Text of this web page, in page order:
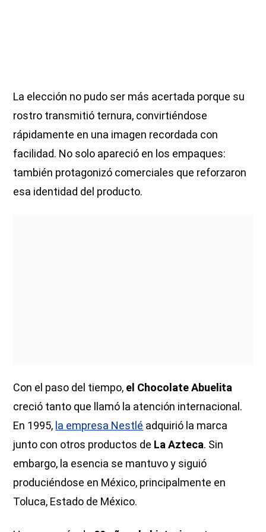
La elección no pudo ser más acertada porque su
rostro transmitió ternura, convirtiéndose
rápidamente en una imagen recordada con
facilidad. No solo apareció en los empaques:
también protagonizó comerciales que reforzaron
esa identidad del producto.
Con el paso del tiempo, el Chocolate Abuelita
creció tanto que llamó la atención internacional.
En 1995, la empresa Nestlé adquirió la marca
junto con otros productos de La Azteca. Sin
embargo, la esencia se mantuvo y siguió
produciéndose en México, principalmente en
Toluca, Estado de México.